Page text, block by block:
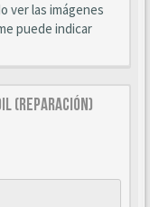
ver las imágenes
puede indicar
(reparación)